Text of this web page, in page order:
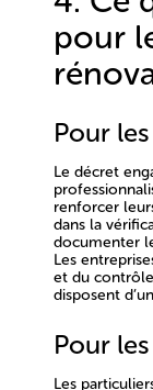
pour
Pour
Le décret
renforcer
dans la
documenter
Les
et du
disposent
Pour
Les